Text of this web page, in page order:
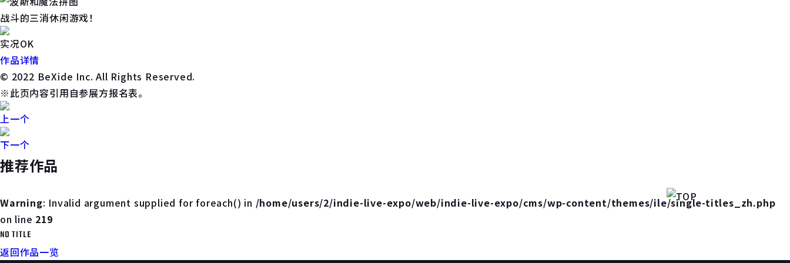
战斗的三消休闲游戏！
实况OK
作品详情
©️ 2022 BeXide Inc. All Rights Reserved.
※此页内容引用自参展方报名表。
上一个
下一个
推荐作品
Warning: Invalid argument supplied for foreach() in /home/users/2/indie-live-expo/web/indie-live-expo/cms/wp-content/themes/ile/single-titles_zh.php
on line 219
NO TITLE
返回作品一览